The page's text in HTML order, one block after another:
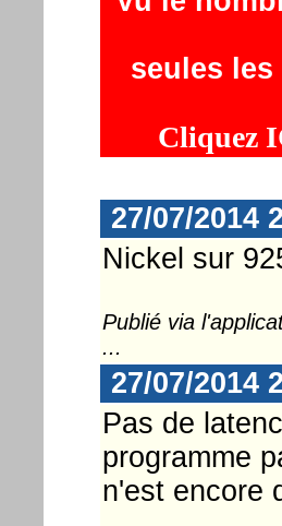
seules
Cliquez
27/07/2014
Nickel sur
Publié via
...
27/07/2014
Pas de
programme
n'est encore